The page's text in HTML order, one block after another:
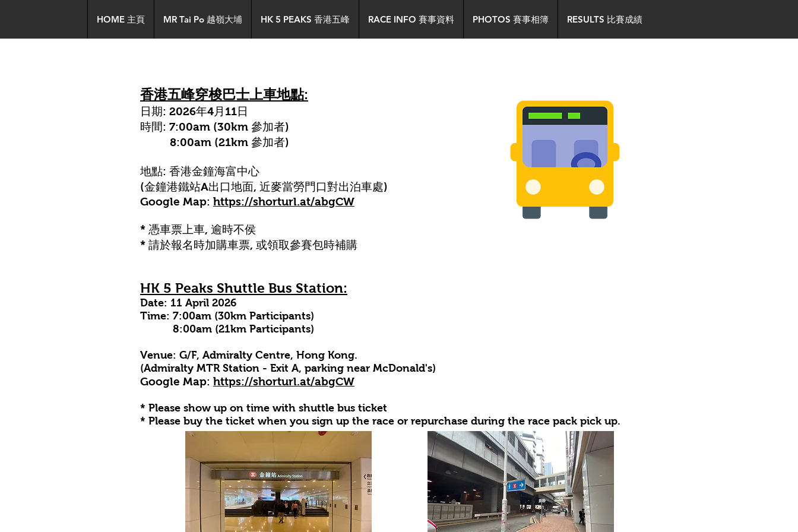
HOME 主頁 MR Tai Po 越嶺大埔 HK 5 PEAKS 香港五峰 RACE INFO 賽事資料 PHOTOS 賽事相簿 RESULTS 比賽成績
香港五峰穿梭巴士上車地點:
日期: 2026年4月11日
時間: 7:00am (30km 參加者)
8:00am (21km 參加者)
地點: 香港金鐘海富中心
(金鐘港鐵站A出口地面, 近麥當勞門口對出泊車處)
Google Map: https://shorturl.at/abgCW
* 憑車票上車, 逾時不侯
* 請於報名時加購車票, 或領取參賽包時補購
HK 5 Peaks Shuttle Bus Station:
Date: 11 April 2026
Time: 7:00am (30km Participants)
8:00am (21km Participants)
Venue: G/F, Admiralty Centre, Hong Kong.
(Admiralty MTR Station - Exit A, parking near McDonald's)
Google Map: https://shorturl.at/abgCW
* Please show up on time with shuttle bus ticket
* Please buy the ticket when you sign up the race or repurchase during the race pack pick up.